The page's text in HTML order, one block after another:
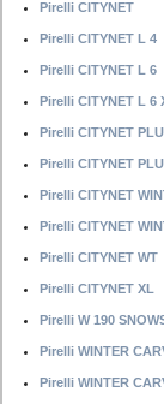
Pirelli CITYNET
Pirelli CITYNET L 4
Pirelli CITYNET L 6
Pirelli CITYNET L 6
Pirelli CITYNET
Pirelli CITYNET
Pirelli CITYNET
Pirelli CITYNET
Pirelli CITYNET WT
Pirelli CITYNET XL
Pirelli W 190
Pirelli WINTER
Pirelli WINTER